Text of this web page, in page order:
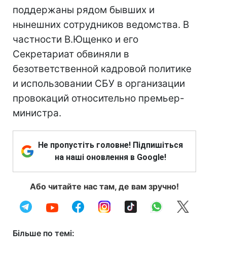
поддержаны рядом бывших и
нынешних сотрудников ведомства. В
частности В.Ющенко и его
Секретариат обвиняли в
безответственной кадровой политике
и использовании СБУ в организации
провокаций относительно премьер-
министра.
Не пропустіть головне! Підпишіться
на наші оновлення в Google!
Або читайте нас там, де вам зручно!
Більше по темі: